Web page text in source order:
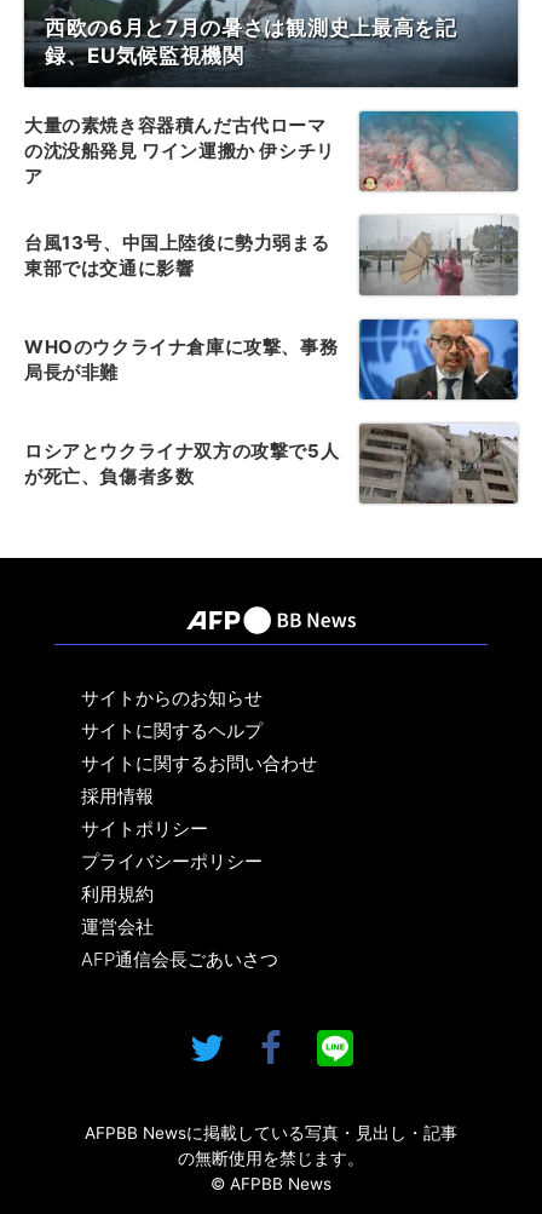
西欧の6月と7月の暑さは観測史上最高を記
録、EU気候監視機関
大量の素焼き容器積んだ古代ローマ
の沈没船発見 ワイン運搬か 伊シチリ
ア
台風13号、中国上陸後に勢力弱まる
東部では交通に影響
WHOのウクライナ倉庫に攻撃、事務
局長が非難
ロシアとウクライナ双方の攻撃で5人
が死亡、負傷者多数
サイトからのお知らせ
サイトに関するヘルプ
サイトに関するお問い合わせ
採用情報
サイトポリシー
プライバシーポリシー
利用規約
運営会社
AFP通信会長ごあいさつ
AFPBB Newsに掲載している写真・見出し・記事
の無断使用を禁じます。
© AFPBB News